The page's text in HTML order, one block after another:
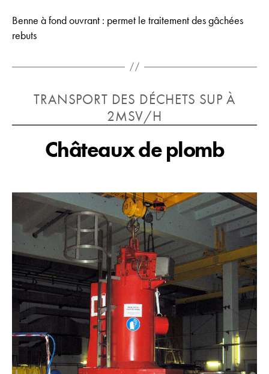
Benne à fond ouvrant : permet le traitement des gâchées
rebuts
Catégories
TRANSPORT DES DÉCHETS SUP À
2MSV/H
Châteaux de plomb